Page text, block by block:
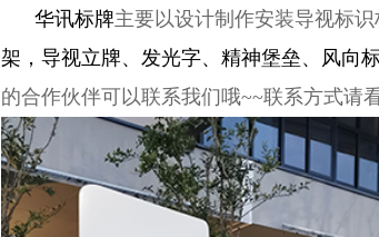
华讯标牌主要以设计制作安装导视标识
架， 导视立牌、发光字、精神堡垒、风向
的合作伙伴可以联系我们哦~~联系方式请